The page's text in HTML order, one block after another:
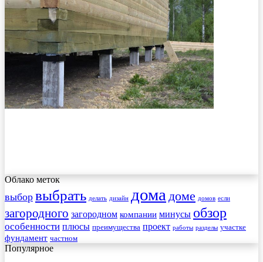
Облако меток
выбор выбрать делать дизайн дома доме домов если
загородного загородном компании минусы обзор
особенности плюсы преимущества проект работы разделы участке
фундамент частном
Популярное